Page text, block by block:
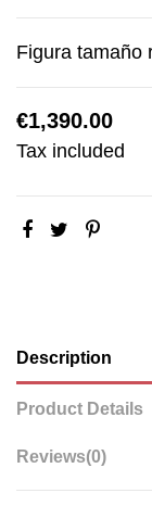
Figura tamaño
€1,390.00
Tax included
Description
Product Details
Reviews(0)